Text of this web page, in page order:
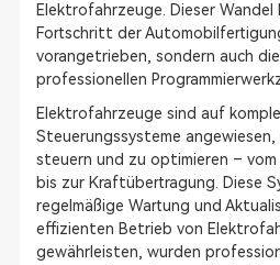
Elektrofahrzeuge. Dieser
Fortschritt der
vorangetrieben, sondern auch
professionellen
Elektrofahrzeuge sind auf
Steuerungssysteme
steuern und zu optimieren –
bis zur Kraftübertragung. Diese
regelmäßige Wartung und
effizienten Betrieb von
gewährleisten, wurden